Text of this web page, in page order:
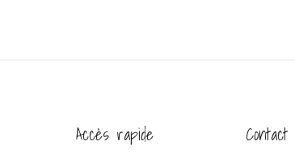
Accès rapide Contact